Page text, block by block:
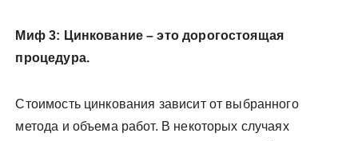
Миф 3: Цинкование – это дорогостоящая
процедура.
Стоимость цинкования зависит от выбранного
метода и объема работ. В некоторых случаях